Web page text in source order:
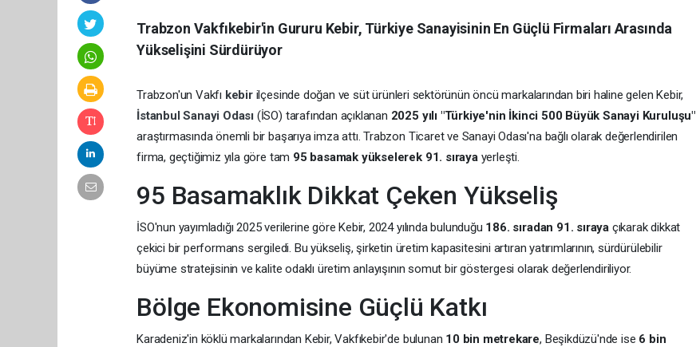
Trabzon Vakfıkebir'in Gururu Kebir, Türkiye Sanayisinin En Güçlü Firmaları Arasında
Yükselişini Sürdürüyor
Trabzon'un Vakfı kebir ilçesinde doğan ve süt ürünleri sektörünün öncü markalarından biri haline gelen Kebir,
İstanbul Sanayi Odası (İSO) tarafından açıklanan 2025 yılı "Türkiye'nin İkinci 500 Büyük Sanayi Kuruluşu"
araştırmasında önemli bir başarıya imza attı. Trabzon Ticaret ve Sanayi Odası'na bağlı olarak değerlendirilen
firma, geçtiğimiz yıla göre tam 95 basamak yükselerek 91. sırayayerleşti.
95 Basamaklık Dikkat Çeken Yükseliş
İSO'nun yayımladığı 2025 verilerine göre Kebir, 2024 yılında bulunduğu 186. sıradan 91. sıraya çıkarak dikkat
çekici bir performans sergiledi. Bu yükseliş, şirketin üretim kapasitesini artıran yatırımlarının, sürdürülebilir
büyüme stratejisinin ve kalite odaklı üretim anlayışının somut bir göstergesi olarak değerlendiriliyor.
Bölge Ekonomisine Güçlü Katkı
Karadeniz'in köklü markalarından Kebir, Vakfıkebir'de bulunan 10 bin metrekare, Beşikdüzü'nde ise 6 bin